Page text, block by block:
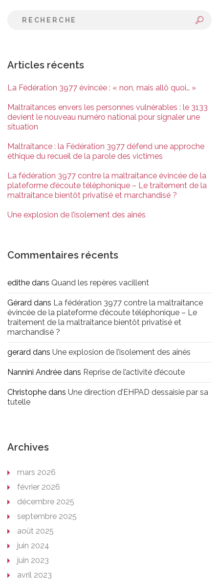
Articles récents
La Fédération 3977 évincée : « non, mais allô quoi… »
Maltraitances envers les personnes vulnérables : le 3133
devient le nouveau numéro national pour signaler une
situation
Maltraitance : la Fédération 3977 défend une approche
éthique du recueil de la parole des victimes
La fédération 3977 contre la maltraitance évincée de la
plateforme d’écoute téléphonique – Le traitement de la
maltraitance bientôt privatisé et marchandisé ?
Une explosion de l’isolement des aînés
Commentaires récents
edithe dans Quand les repères vacillent
Gérard dans La fédération 3977 contre la maltraitance
évincée de la plateforme d’écoute téléphonique – Le
traitement de la maltraitance bientôt privatisé et
marchandisé ?
gerard dans Une explosion de l’isolement des aînés
Nannini Andrée dans Reprise de l’activité d’écoute
Christophe dans Une direction d’EHPAD dessaisie par sa
tutelle
Archives
mars 2026
février 2026
décembre 2025
septembre 2025
août 2025
juin 2024
juin 2023
avril 2023